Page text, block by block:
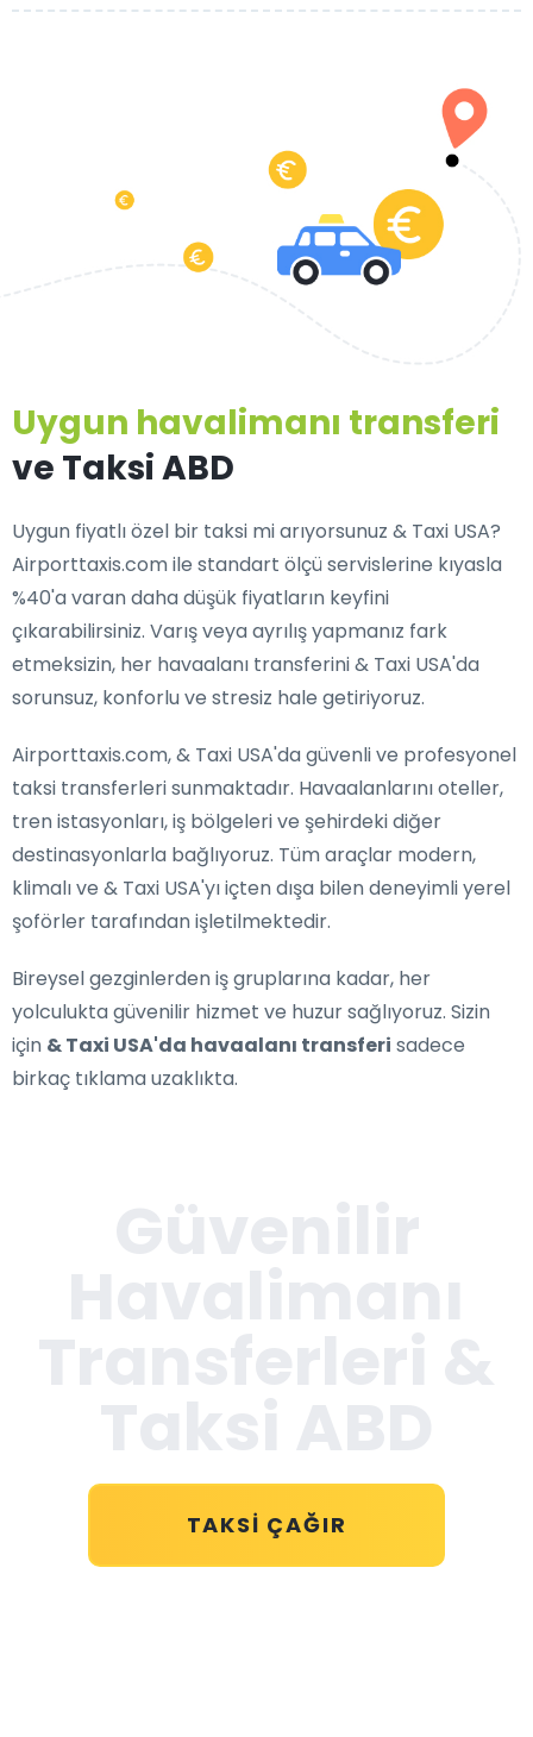
Uygun havalimanı transferi
ve Taksi ABD
Uygun fiyatlı özel bir taksi mi arıyorsunuz & Taxi USA?
Airporttaxis.com ile standart ölçü servislerine kıyasla
%40'a varan daha düşük fiyatların keyfini
çıkarabilirsiniz. Varış veya ayrılış yapmanız fark
etmeksizin, her havaalanı transferini & Taxi USA'da
sorunsuz, konforlu ve stresiz hale getiriyoruz.
Airporttaxis.com, & Taxi USA'da güvenli ve profesyonel
taksi transferleri sunmaktadır. Havaalanlarını oteller,
tren istasyonları, iş bölgeleri ve şehirdeki diğer
destinasyonlarla bağlıyoruz. Tüm araçlar modern,
klimalı ve & Taxi USA'yı içten dışa bilen deneyimli yerel
şoförler tarafından işletilmektedir.
Bireysel gezginlerden iş gruplarına kadar, her
yolculukta güvenilir hizmet ve huzur sağlıyoruz. Sizin
için & Taxi USA'da havaalanı transferi sadece
birkaç tıklama uzaklıkta.
TAKSI ÇAĞIR